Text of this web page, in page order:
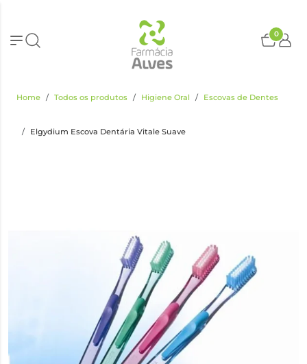
0
Home Todos os produtos Higiene Oral Escovas de Dentes
Elgydium Escova Dentária Vitale Suave